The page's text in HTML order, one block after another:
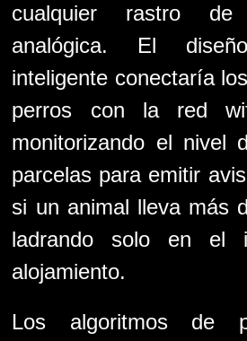
cualquier rastro de
analógica. El
inteligente conectaría
perros con la red
monitorizando el nivel
parcelas para emitir
si un animal lleva más
ladrando solo en el
alojamiento.
Los algoritmos de